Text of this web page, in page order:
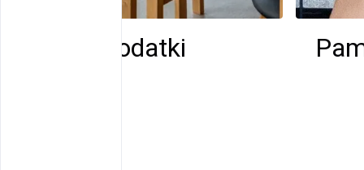
in dodatki